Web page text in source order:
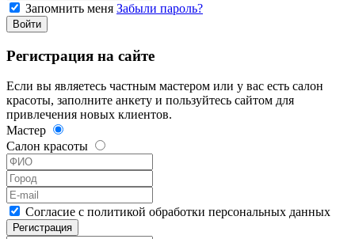
Запомнить меня Забыли пароль?
Войти
Регистрация на сайте
Если вы являетесь частным мастером или у вас есть салон
красоты, заполните анкету и пользуйтесь сайтом для
привлечения новых клиентов.
Мастер
Салон красоты
Согласие с политикой обработки персональных данных
Регистрация